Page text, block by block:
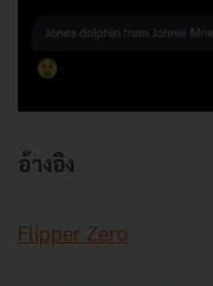
อ้างอิง
Flipper Zero